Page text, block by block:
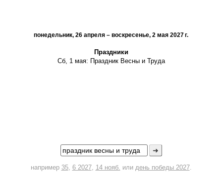
понедельник, 26 апреля – воскресенье, 2 мая 2027 г.
Праздники
Сб, 1 мая: Праздник Весны и Труда
➜
например 35, 6 2027, 14 нояб. или день победы 2027.